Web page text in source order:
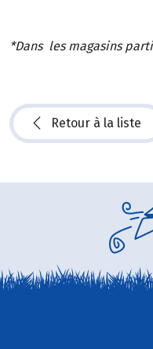
*Dans les magasins
Retour à la liste